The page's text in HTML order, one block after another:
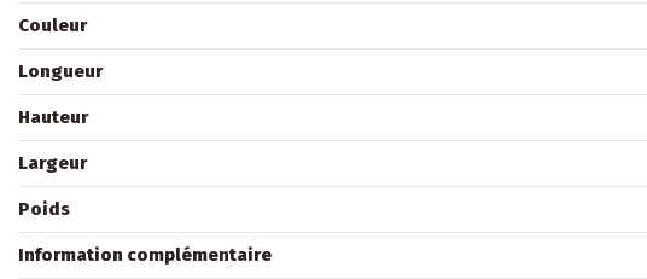
Couleur
Longueur
Hauteur
Largeur
Poids
Information complémentaire